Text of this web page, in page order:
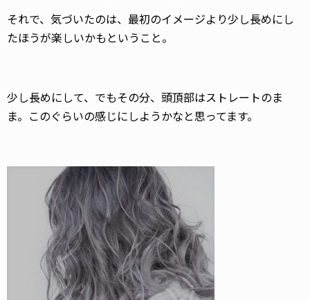
それで、気づいたのは、最初のイメージより少し長めにし
たほうが楽しいかもということ。
少し長めにして、でもその分、頭頂部はストレートのま
ま。このぐらいの感じにしようかなと思ってます。